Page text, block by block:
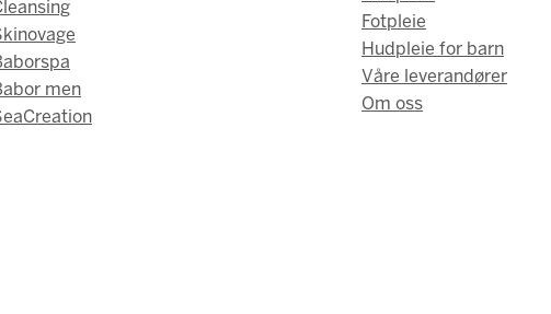
men
Fotpleie
Hudpleie for barn
Våre leverandører
Om oss